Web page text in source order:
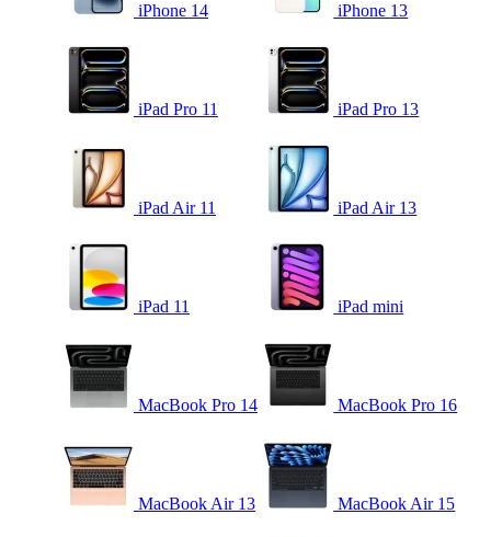
iPhone 14 iPhone 13
iPad Pro 11 iPad Pro 13
iPad Air 11 iPad Air 13
iPad 11 iPad mini
MacBook Pro 14 MacBook Pro 16
MacBook Air 13 MacBook Air 15